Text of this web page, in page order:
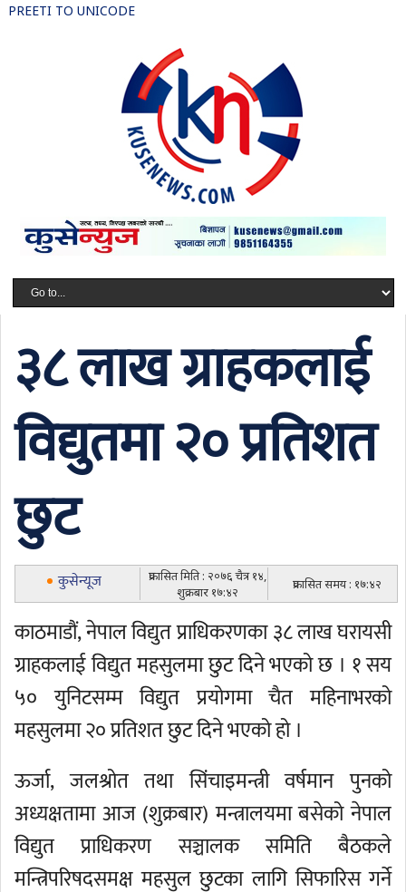
PREETI TO UNICODE
३८ लाख ग्राहकलाई
विद्युतमा २० प्रतिशत
छुट
कुसेन्यूज
प्रकासित मिति : २०७६ चैत्र १४,
शुक्रबार १७:४२
प्रकासित समय : १७:४२
काठमाडौं, नेपाल विद्युत प्राधिकरणका ३८ लाख घरायसी
ग्राहकलाई विद्युत महसुलमा छुट दिने भएको छ । १ सय
५० युनिटसम्म विद्युत प्रयोगमा चैत महिनाभरको
महसुलमा २० प्रतिशत छुट दिने भएको हो ।
ऊर्जा, जलश्रोत तथा सिंचाइमन्त्री वर्षमान पुनको
अध्यक्षतामा आज (शुक्रबार) मन्त्रालयमा बसेको नेपाल
विद्युत प्राधिकरण सञ्चालक समिति बैठकले
मन्त्रिपरिषदसमक्ष महसुल छुटका लागि सिफारिस गर्ने